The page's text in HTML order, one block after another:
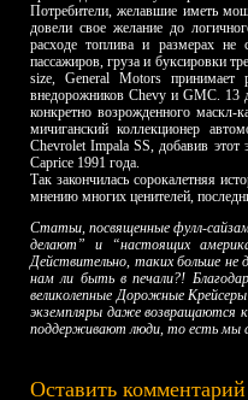
Потребители, желавшие иметь
довели свое желание до
расходе топлива и размерах не
пассажиров, груза и буксировки
size, General Motors принимает
внедорожников Chevy и GMC. 13
конкретно возрожденного маскл-
мичиганский коллекционер
Chevrolet Impala SS, добавив
Caprice 1991 года.
Так закончилась сорокалетняя
мнению многих ценителей,
Статьи, посвященные фулл-
делают” и “настоящих
Действительно, таких больше не
нам ли быть в печали?!
великолепные Дорожные
экземпляры даже возвращаются
поддерживают люди, то есть мы
Оставить комментарий